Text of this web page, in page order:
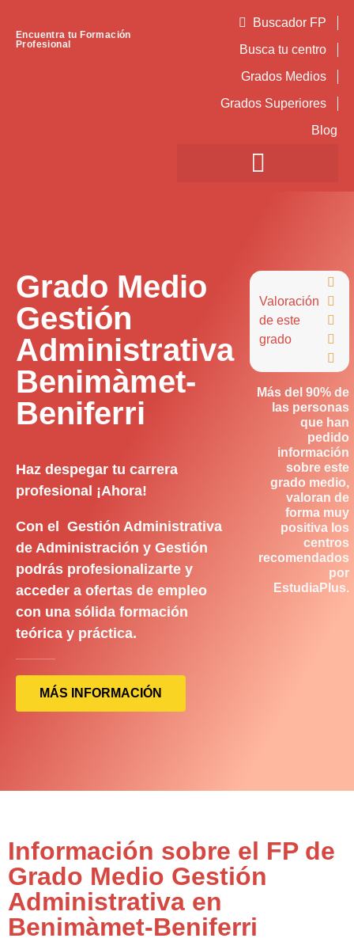
Encuentra tu Formación
Profesional
Buscador FP
Busca tu centro
Grados Medios
Grados Superiores
Blog
Grado Medio
Gestión
Administrativa
Benimàmet-
Beniferri
Haz despegar tu carrera
profesional ¡Ahora!
Con el Gestión Administrativa
de Administración y Gestión
podrás profesionalizarte y
acceder a ofertas de empleo
con una sólida formación
teórica y práctica.
MÁS INFORMACIÓN
Valoración
de este
grado





Más del 90% de
las personas
que han
pedido
información
sobre este
grado medio,
valoran de
forma muy
positiva los
centros
recomendados
por
EstudiaPlus.
Información sobre el FP de
Grado Medio Gestión
Administrativa en
Benimàmet-Beniferri